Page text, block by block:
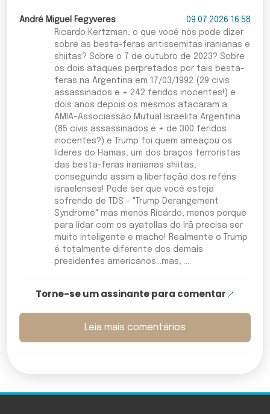
André Miguel Fegyveres
09.07.2026 16:58
Ricardo Kertzman, o que você nos pode dizer
sobre as besta-feras antissemitas iranianas e
shiitas? Sobre o 7 de outubro de 2023? Sobre
os dois ataques perpretados por tais besta-
feras na Argentina em 17/03/1992 (29 civis
assassinados e + 242 feridos inocentes!) e
dois anos depois os mesmos atacaram a
AMIA-Associassão Mutual Israelita Argentina
(85 civis assassinados e + de 300 feridos
inocentes?) e Trump foi quem ameaçou os
líderes do Hamas, um dos braços terroristas
das besta-feras iranianas shiitas,
conseguindo assim a libertação dos reféns
israelenses! Pode ser que você esteja
sofrendo de TDS - "Trump Derangement
Syndrome" mas menos Ricardo, menos porque
para lidar com os ayatollas do Irã precisa ser
muito inteligente e macho! Realmente o Trump
é totalmente diferente dos demais
presidentes americanos...mas, ....
Torne-se um assinante para comentar
Leia mais comentários